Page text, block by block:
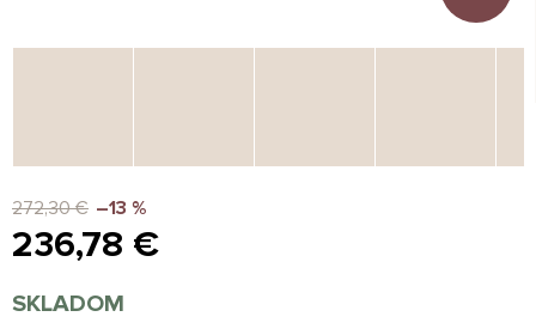
272,30 € –13 %
236,78 €
cena:
SKLADOM